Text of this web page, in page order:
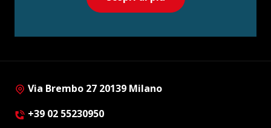
Via Brembo 27 20139 Milano
+39 02 55230950